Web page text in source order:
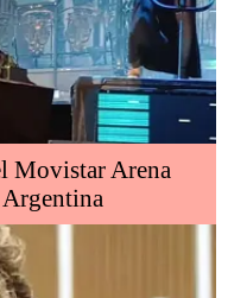
Movistar Arena
Argentina